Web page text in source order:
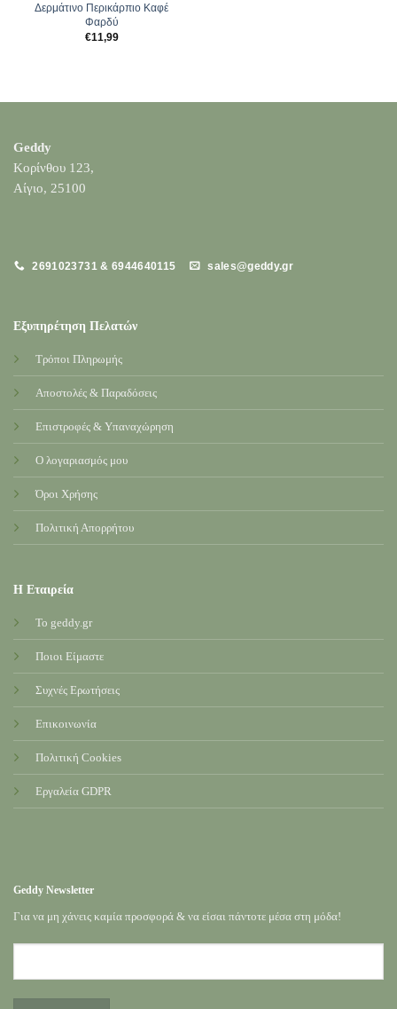
Δερμάτινο Περικάρπιο Καφέ
Φαρδύ
€11,99
Geddy
Κορίνθου 123,
Αίγιο, 25100
2691023731 & 6944640115 sales@geddy.gr
Εξυπηρέτηση Πελατών
Τρόποι Πληρωμής
Αποστολές & Παραδόσεις
Επιστροφές & Υπαναχώρηση
Ο λογαριασμός μου
Όροι Χρήσης
Πολιτική Απορρήτου
Η Εταιρεία
Το geddy.gr
Ποιοι Είμαστε
Συχνές Ερωτήσεις
Επικοινωνία
Πολιτική Cookies
Εργαλεία GDPR
Geddy Newsletter
Για να μη χάνεις καμία προσφορά & να είσαι πάντοτε μέσα στη μόδα!